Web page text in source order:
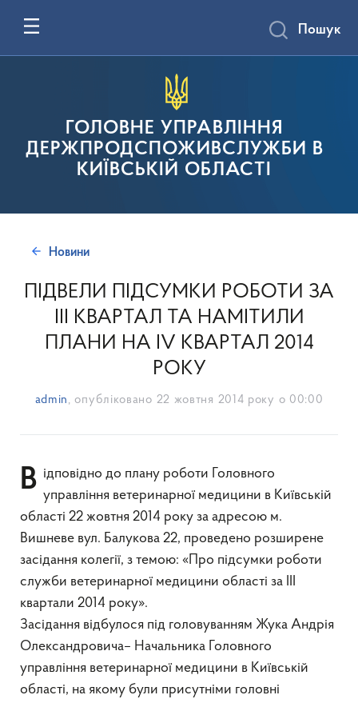
ГОЛОВНЕ УПРАВЛІННЯ
ДЕРЖПРОДСПОЖИВСЛУЖБИ В
КИЇВСЬКІЙ ОБЛАСТІ
Пошук
Новини
ПІДВЕЛИ ПІДСУМКИ РОБОТИ ЗА
ІІІ КВАРТАЛ ТА НАМІТИЛИ
ПЛАНИ НА IV КВАРТАЛ 2014
РОКУ
admin , опубліковано 22 жовтня 2014 року о 00:00
Відповідно до плану роботи Головного управління ветеринарної медицини в Київській
області 22 жовтня 2014 року за адресою м.
Вишневе вул. Балукова 22, проведено розширене
засідання колегії, з темою: «Про підсумки роботи
служби ветеринарної медицини області за ІII
квартали 2014 року».
Засідання відбулося під головуванням Жука Андрія
Олександровича– Начальника Головного
управління ветеринарної медицини в Київській
області, на якому були присутніми головні